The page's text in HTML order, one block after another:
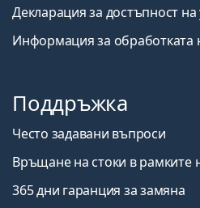
Декларация за достъпност
Информация за обработката
Поддръжка
Често задавани въпроси
Връщане на стоки в рамките
365 дни гаранция за замяна